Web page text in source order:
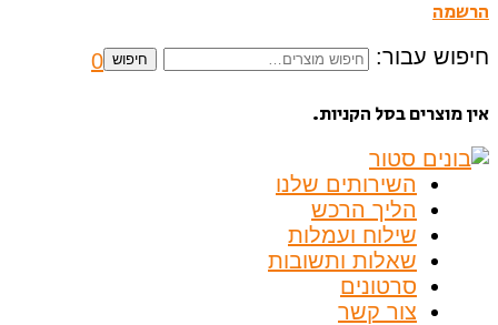
הרשמה
חיפוש עבור: חיפוש 0
אין מוצרים בסל הקניות.
השירותים שלנו
הליך הרכש
שילוח ועמלות
שאלות ותשובות
סרטונים
צור קשר